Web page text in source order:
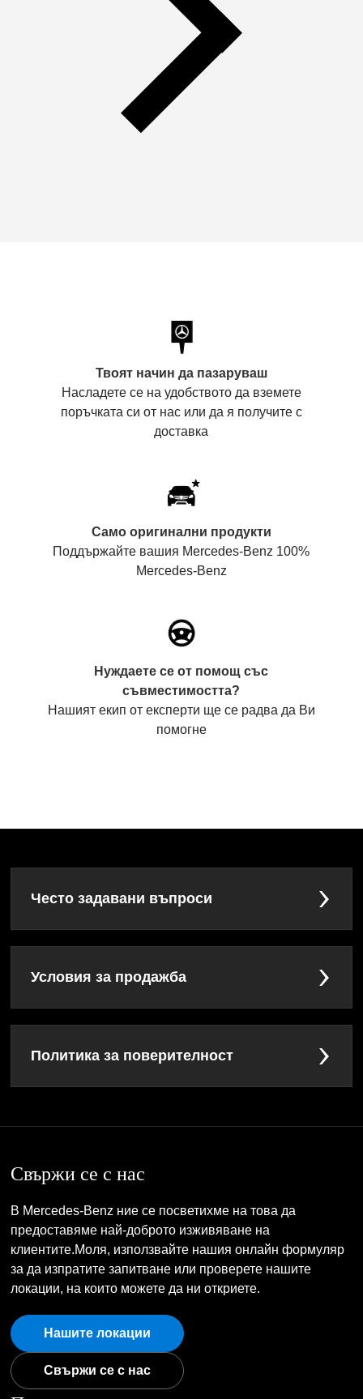
Твоят начин да пазаруваш
Насладете се на удобството да вземете
поръчката си от нас или да я получите с
доставка
Само оригинални продукти
Поддържайте вашия Mercedes-Benz 100%
Mercedes-Benz
Нуждаете се от помощ със
съвместимостта?
Нашият екип от експерти ще се радва да Ви
помогне
Често задавани въпроси
Условия за продажба
Политика за поверителност
Свържи се с нас
В Mercedes-Benz ние се посветихме на това да
предоставяме най-доброто изживяване на
клиентите.Моля, използвайте нашия онлайн формуляр
за да изпратите запитване или проверете нашите
локации, на които можете да ни откриете.
Нашите локации
Свържи се с нас